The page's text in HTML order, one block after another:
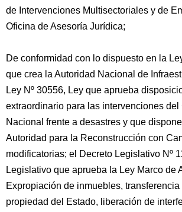
de Intervenciones Multisectoriales y de
Oficina de Asesoría Jurídica;
De conformidad con lo dispuesto en la
que crea la Autoridad Nacional de
Ley Nº 30556, Ley que aprueba
extraordinario para las intervenciones del
Nacional frente a desastres y que
Autoridad para la Reconstrucción con
modificatorias; el Decreto Legislativo Nº
Legislativo que aprueba la Ley Marco de
Expropiación de inmuebles,
propiedad del Estado, liberación de